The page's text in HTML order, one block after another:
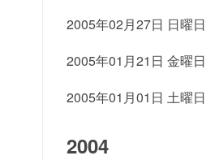
2005年02月27日 日曜日
2005年01月21日 金曜日
2005年01月01日 土曜日
2004